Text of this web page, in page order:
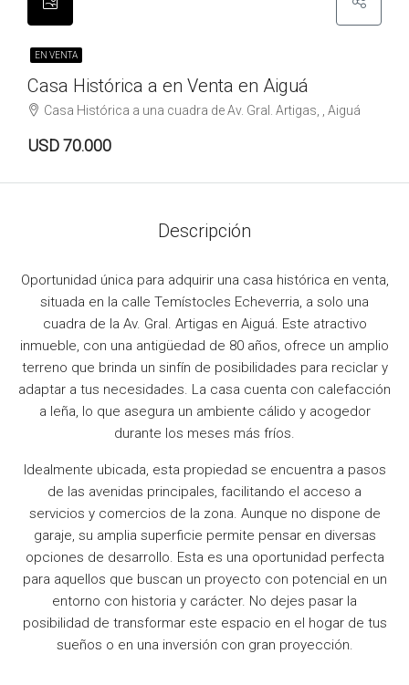
EN VENTA
Casa Histórica a en Venta en Aiguá
Casa Histórica a una cuadra de Av. Gral. Artigas, , Aiguá
USD 70.000
Descripción
Oportunidad única para adquirir una casa histórica en venta,
situada en la calle Temístocles Echeverria, a solo una
cuadra de la Av. Gral. Artigas en Aiguá. Este atractivo
inmueble, con una antigüedad de 80 años, ofrece un amplio
terreno que brinda un sinfín de posibilidades para reciclar y
adaptar a tus necesidades. La casa cuenta con calefacción
a leña, lo que asegura un ambiente cálido y acogedor
durante los meses más fríos.
Idealmente ubicada, esta propiedad se encuentra a pasos
de las avenidas principales, facilitando el acceso a
servicios y comercios de la zona. Aunque no dispone de
garaje, su amplia superficie permite pensar en diversas
opciones de desarrollo. Esta es una oportunidad perfecta
para aquellos que buscan un proyecto con potencial en un
entorno con historia y carácter. No dejes pasar la
posibilidad de transformar este espacio en el hogar de tus
sueños o en una inversión con gran proyección.